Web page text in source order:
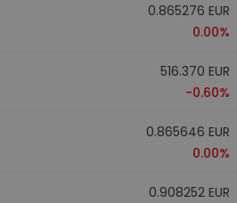
0.865276 EUR
0.00%
516.370 EUR
-0.60%
0.865646 EUR
0.00%
0.908252 EUR